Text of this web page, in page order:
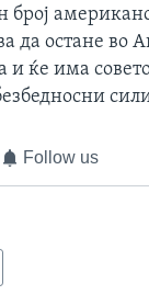
број
да остане во
и ќе има
Follow us